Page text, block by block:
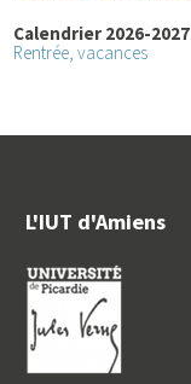
Calendrier 2026-2027
Rentrée, vacances
L'IUT d'Amiens